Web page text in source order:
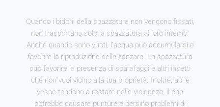
Quando i bidoni della spazzatura non vengono fissati,
non trasportano solo la spazzatura al loro interno.
Anche quando sono vuoti, l’acqua può accumularsi e
favorire la riproduzione delle zanzare. La spazzatura
può favorire la presenza di scarafaggi e altri insetti
che non vuoi vicino alla tua proprietà. Inoltre, api e
vespe tendono a restare nelle vicinanze, il che
potrebbe causare punture e persino problemi di